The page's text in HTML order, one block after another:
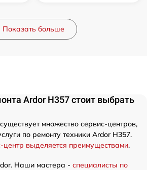
Показать больше
Ardor H357 стоит выбрать
множество сервис-центров,
по ремонту техники Ardor H357.
центр выделяется преимуществами.
Наши мастера - специалисты по